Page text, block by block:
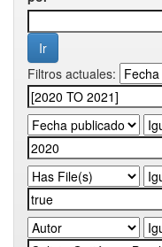
Filtros actuales: